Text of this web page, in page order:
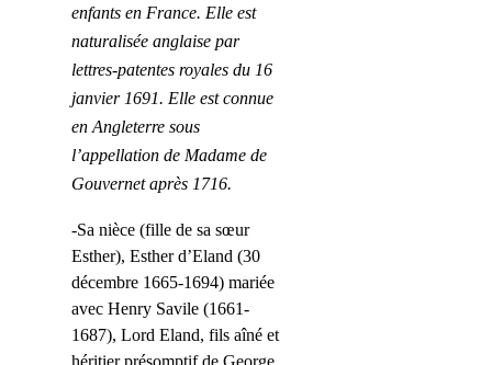
enfants en France. Elle est
naturalisée anglaise par
lettres-patentes royales du 16
janvier 1691. Elle est connue
en Angleterre sous
l’appellation de Madame de
Gouvernet après 1716.
-Sa nièce (fille de sa sœur
Esther), Esther d’Eland (30
décembre 1665-1694) mariée
avec Henry Savile (1661-
1687), Lord Eland, fils aîné et